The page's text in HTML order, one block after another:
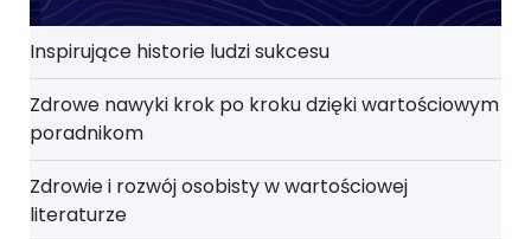
Inspirujące historie ludzi sukcesu
Zdrowe nawyki krok po kroku dzięki wartościowym
poradnikom
Zdrowie i rozwój osobisty w wartościowej
literaturze